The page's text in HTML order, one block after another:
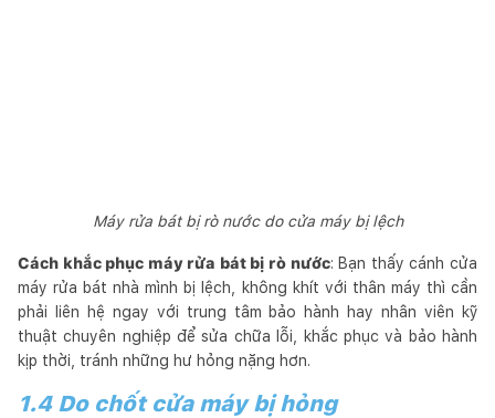
Máy rửa bát bị rò nước do cửa máy bị lệch
Cách khắc phục máy rửa bát bị rò nước: Bạn thấy cánh cửa
máy rửa bát nhà mình bị lệch, không khít với thân máy thì cần
phải liên hệ ngay với trung tâm bảo hành hay nhân viên kỹ
thuật chuyên nghiệp để sửa chữa lỗi, khắc phục và bảo hành
kịp thời, tránh những hư hỏng nặng hơn.
1.4 Do chốt cửa máy bị hỏng